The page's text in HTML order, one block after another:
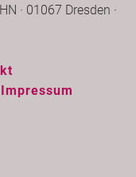
· 01067 Dresden ·
Impressum